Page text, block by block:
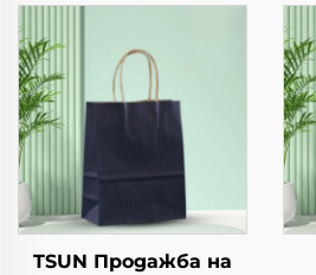
TSUN Продажба на